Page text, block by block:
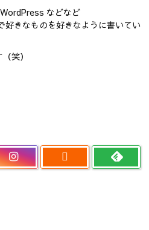
などなど
好きなものを好きなように書いてい
笑）
